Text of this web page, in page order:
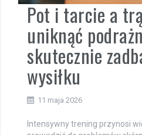
Pot i tarcie a
uniknąć
skutecznie
wysiłku
11 maja 2026
Intensywny trening przynosi